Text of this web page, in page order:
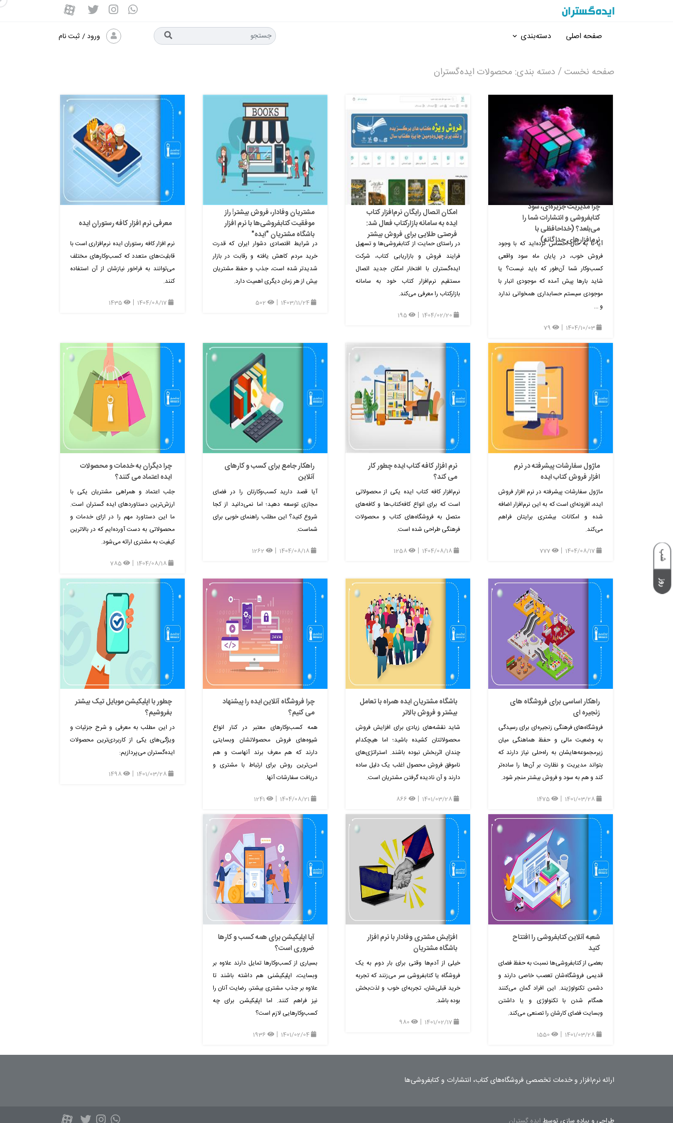
روز
شب
صفحه اصلی دسته‌بندی ورود/ ثبت نام
صفحه نخست / دسته بندی: محصولات ایده‌گستران
چرا مدیریت جزیره‌ای، سود
کتابفروشی و انتشارات شما را
می‌بلعد؟ (خداحافظی با
نرم‌افزارهای جداگانه)
آیا تا به حال احساس کرده‌اید که با وجود
فروش خوب، در پایان ماه سود واقعی
کسب‌وکار شما آن‌طور که باید نیست؟ یا
شاید بارها پیش آمده که موجودی انبار با
موجودی سیستم حسابداری همخوانی ندارد
و ...
1404/10/03
79
امکان اتصال رایگان نرم‌افزار کتاب
ایده به سامانه بازارکتاب فعال شد:
فرصتی طلایی برای فروش بیشتر
در راستای حمایت از کتابفروشی‌ها و تسهیل
فرایند فروش و بازاریابی کتاب، شرکت
ایده‌گستران با افتخار امکان جدید اتصال
مستقیم نرم‌افزار کتاب خود به سامانه
بازارکتاب را معرفی می‌کند.
1404/02/20
195
مشتریان وفادار، فروش بیشتر! راز
موفقیت کتابفروشی‌ها با نرم افزار
باشگاه مشتریان "ایده"
در شرایط اقتصادی دشوار ایران که قدرت
خرید مردم کاهش یافته و رقابت در بازار
شدیدتر شده است، جذب و حفظ مشتریان
بیش از هر زمان دیگری اهمیت دارد.
1403/11/24
502
معرفی نرم افزار کافه رستوران ایده
نرم افزار کافه رستوران ایده نرم‌افزاری است با
قابلیت‌های متعدد که کسب‌وکارهای مختلف
می‌توانند به فراخور نیازشان از آن استفاده
کنند.
1404/08/17
1435
ماژول سفارشات پیشرفته در نرم
افزار فروش کتاب ایده
ماژول سفارشات پیشرفته در نرم افزار فروش
ایده، افزونه‌ای است که به این نرم‌افزار اضافه
شده و امکانات بیشتری برایتان فراهم
می‌کند.
1404/08/17
777
نرم افزار کافه کتاب ایده چطور کار
می کند؟
نرم‌افزار کافه کتاب ایده یکی از محصولاتی
است که برای انواع کافه‌کتاب‌ها و کافه‌های
متصل به فروشگاه‌های کتاب و محصولات
فرهنگی طراحی شده است.
1404/08/18
1258
راهکار جامع برای کسب و کارهای
آنلاین
آیا قصد دارید کسب‌وکارتان را در فضای
مجازی توسعه دهید؛ اما نمی‌دانید از کجا
شروع کنید؟ این مطلب راهنمای خوبی برای
شماست.
1404/08/18
1262
چرا دیگران به خدمات و محصولات
ایده اعتماد می کنند؟
جلب اعتماد و همراهی مشتریان یکی با
ارزش‌ترین دستاوردهای ایده‌ گستران است.
ما این دستاورد مهم را در ازای خدمات و
محصولاتی به دست آورده‌ایم که در بالاترین
کیفیت به مشتری ارائه می‌شود.
1404/08/18
785
راهکار اساسی برای فروشگاه های
زنجیره ای
فروشگاه‌های فرهنگی زنجیره‌ای برای رسیدگی
به وضعیت مالی و حفظ هماهنگی میان
زیرمجموعه‌هایشان به راه‌حلی نیاز دارند که
بتواند مدیریت و نظارت بر آن‌ها را ساده‌تر
کند و هم به سود و فروش بیشتر منجر شود.
1401/03/28
1475
باشگاه مشتریان ایده همراه با تعامل
بیشتر و فروش بالاتر
شاید نقشه‌های زیادی برای افزایش فروش
محصولاتتان کشیده باشید؛ اما هیچکدام
چندان اثربخش نبوده باشند. استراتژی‌های
ناموفق فروش محصول اغلب یک دلیل ساده
دارند و آن نادیده گرفتن مشتریان است.
1401/03/28
866
چرا فروشگاه آنلاین ایده را پیشنهاد
می کنیم؟
همه کسب‌وکارهای معتبر در کنار انواع
شیوه‌های فروش محصولاتشان وبسایتی
دارند که هم معرف برند آنهاست و هم
امن‌ترین روش برای ارتباط با مشتری و
دریافت سفارشات آنها.
1404/08/21
1241
چطور با اپلیکیشن موبایل تیک بیشتر
بفروشیم؟
در این مطلب به معرفی و شرح جزئیات و
ویژگی‌های یکی از کاربردی‌ترین محصولات
ایده‌گستران می‌پردازیم:
1401/03/28
1498
شعبه آنلاین کتابفروشی را افتتاح
کنید
بعضی از کتابفروشی‌ها نسبت به حفظ فضای
قدیمی فروشگاه‌‌شان تعصب خاصی دارند و
دشمن تکنولوژیند. این افراد گمان می‌کنند
همگام شدن با تکنولوژی و یا داشتن
وبسایت فضای کارشان را تصنعی می‌کند.
1401/03/28
1550
افزایش مشتری وفادار با نرم افزار
باشگاه مشتریان
خیلی از آدم‌ها وقتی برای بار دوم به یک
فروشگاه‌ یا کتابفروشی‌ سر می‌زنند که تجربه‌
خرید قبلی‌شان، تجربه‌ای خوب و لذت‌بخش
بوده باشد.
1401/02/17
980
آیا اپلیکیشن برای همه کسب و کارها
ضروری است؟
بسیاری از کسب‌وکارها تمایل دارند علاوه بر
وبسایت، اپلیکیشنی هم داشته باشند تا
علاوه بر جذب مشتری بیشتر، رضایت آنان را
نیز فراهم کنند. اما اپلیکیشن برای چه
کسب‌وکارهایی لازم است؟
1401/02/04
1936
ارائه نرم‌افزار و خدمات تخصصی فروشگاه‌های کتاب، انتشارات و کتابفروشی‌ها
طراحی و پیاده سازی توسط ایده گستران